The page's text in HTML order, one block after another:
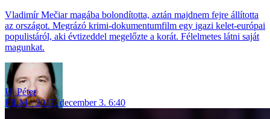
Vladimír Mečiar magába bolondította, aztán majdnem fejre állította
az országot. Megrázó krimi-dokumentumfilm egy igazi kelet-európai
populistáról, aki évtizeddel megelőzte a korát. Félelmetes látni saját
magunkat.
Uj Péter
FILM
2017. december 3. 6:40